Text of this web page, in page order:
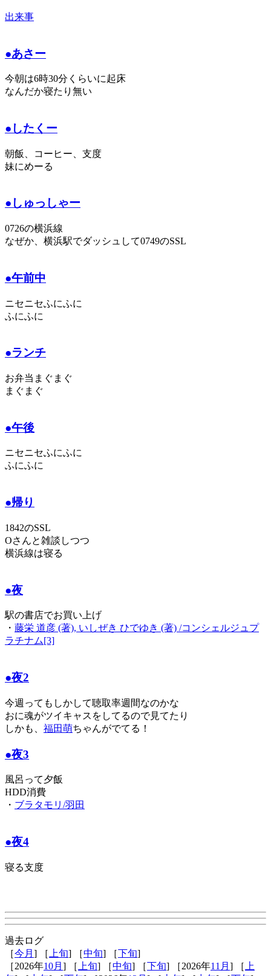
出来事
●あさー
今朝は6時30分くらいに起床
なんだか寝たり無い
●したくー
朝飯、コーヒー、支度
妹にめーる
●しゅっしゃー
0726の横浜線
なぜか、横浜駅でダッシュして0749のSSL
●午前中
ニセニセふにふに
ふにふに
●ランチ
お弁当まぐまぐ
まぐまぐ
●午後
ニセニセふにふに
ふにふに
●帰り
1842のSSL
Oさんと雑談しつつ
横浜線は寝る
●夜
駅の書店でお買い上げ
・ 藤栄 道彦 (著), いしぜき ひでゆき (著) /コンシェルジュプ
ラチナム[3]
●夜2
今週ってもしかして聴取率週間なのかな
おに魂がツイキャスをしてるので見てたり
しかも、 福田萌ちゃんがでてる！
●夜3
風呂って夕飯
HDD消費
・ ブラタモリ/羽田
●夜4
寝る支度
過去ログ
［今月 ] ［ 上旬] ［中旬] ［下旬]
［2026年10月 ] ［ 上旬] ［中旬] ［下旬] ［2026年11月 ] ［ 上